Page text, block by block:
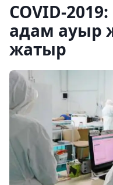
COVID-
адам ауыр
жатыр